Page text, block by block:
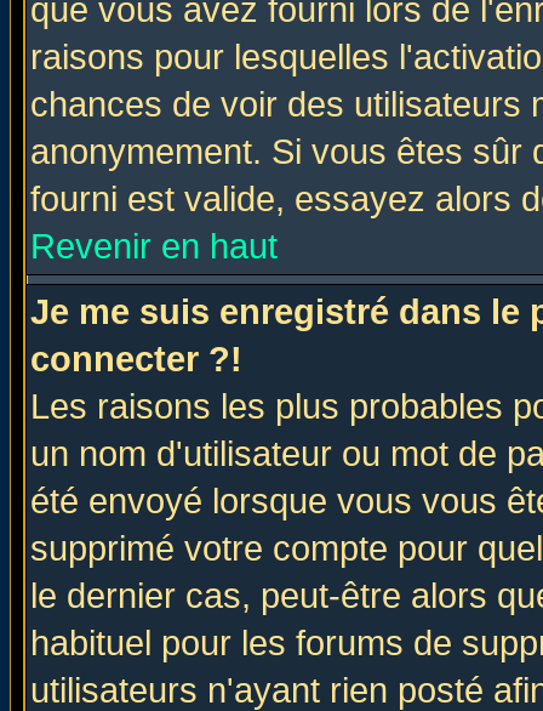
que vous avez fourni lors de
raisons pour lesquelles
chances de voir des utilisateurs
anonymement. Si vous êtes sûr
fourni est valide, essayez alors
Revenir en haut
Je me suis enregistré dans le
connecter ?!
Les raisons les plus probables
un nom d'utilisateur ou mot de
été envoyé lorsque vous vous
supprimé votre compte pour
le dernier cas, peut-être alors
habituel pour les forums de
utilisateurs n'ayant rien posté